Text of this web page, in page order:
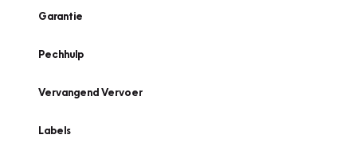
Garantie
Pechhulp
Vervangend Vervoer
Labels